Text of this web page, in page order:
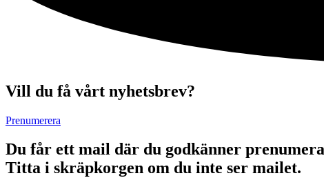
Vill du få vårt nyhetsbrev?
Prenumerera
Du får ett mail där du godkänner
Titta i skräpkorgen om du inte ser mailet.